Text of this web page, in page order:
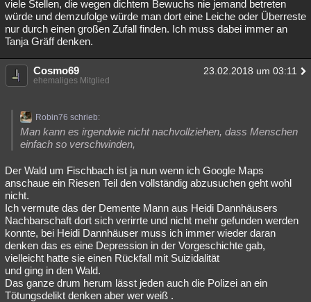
viele Stellen, die wegen dichtem Bewuchs nie jemand betreten
würde und demzufolge würde man dort eine Leiche oder Überreste
nur durch einen großen Zufall finden. Ich muss dabei immer an
Tanja Gräff denken.
Cosmo69 23.02.2018 um 03:11
ehemaliges Mitglied
Robin76 schrieb:
Man kann es irgendwie nicht nachvollziehen, dass Menschen
einfach so verschwinden,
Der Wald um Fischbach ist ja nun wenn ich Google Maps
anschaue ein Riesen Teil den vollständig abzusuchen geht wohl
nicht.
Ich vermute das der Demente Mann aus Heidi Dannhäusers
Nachbarschaft dort sich verirrte und nicht mehr gefunden werden
konnte, bei Heidi Dannhäuser muss ich immer wieder daran
denken das es eine Depression in der Vorgeschichte gab,
vielleicht hatte sie einen Rückfall mit Suizidalität
und ging in den Wald.
Das ganze drum herum lässt jeden auch die Polizei an ein
Tötungsdelikt denken aber wer weiß .